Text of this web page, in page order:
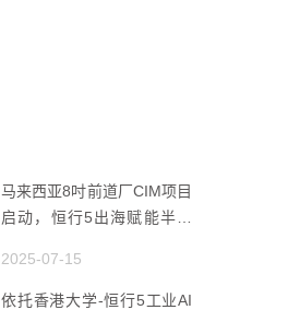
马来西亚8吋前道厂CIM项目
启动，恒行5出海赋能半导
2025-07-15
依托香港大学-恒行5工业AI